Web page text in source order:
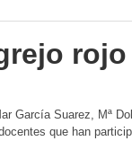
García Suarez, Mª
que han